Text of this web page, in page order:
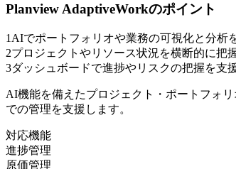
Planview AdaptiveWorkのポイント
1AIでポートフォリオや業務の可視化と分析
2プロジェクトやリソース状況を横断的に把
3ダッシュボードで進捗やリスクの把握を支
AI機能を備えたプロジェクト・ポートフォ
での管理を支援します。
対応機能
進捗管理
原価管理